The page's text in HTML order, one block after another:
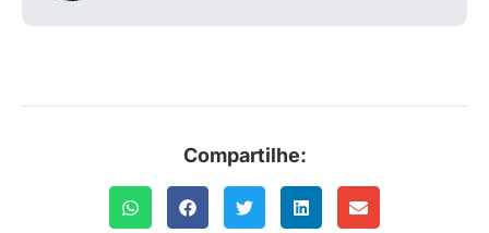
Compartilhe: